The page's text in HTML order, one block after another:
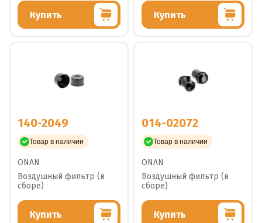
Купить Купить
140-2049
Товар в наличии
ONAN
Воздушный фильтр (в
сборе)
Купить
014-02072
Товар в наличии
ONAN
Воздушный фильтр (в
сборе)
Купить